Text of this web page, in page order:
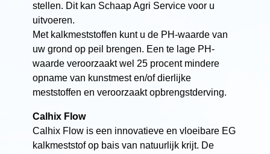
stellen. Dit kan Schaap Agri Service voor u
uitvoeren.
Met kalkmeststoffen kunt u de PH-waarde van
uw grond op peil brengen. Een te lage PH-
waarde veroorzaakt wel 25 procent mindere
opname van kunstmest en/of dierlijke
meststoffen en veroorzaakt opbrengstderving.
Calhix Flow
Calhix Flow is een innovatieve en vloeibare EG
kalkmeststof op bais van natuurlijk krijt. De